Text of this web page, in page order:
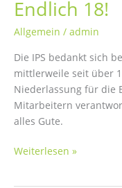
Endlich 18!
Allgemein / admin
Die IPS bedankt sich
mittlerweile seit über
Niederlassung für die
Mitarbeitern
alles Gute.
Endlich
Weiterlesen »